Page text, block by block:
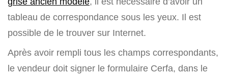
tableau de correspondance sous les yeux. Il est
possible de le trouver sur Internet.
Après avoir rempli tous les champs correspondants,
le vendeur doit signer le formulaire Cerfa, dans le